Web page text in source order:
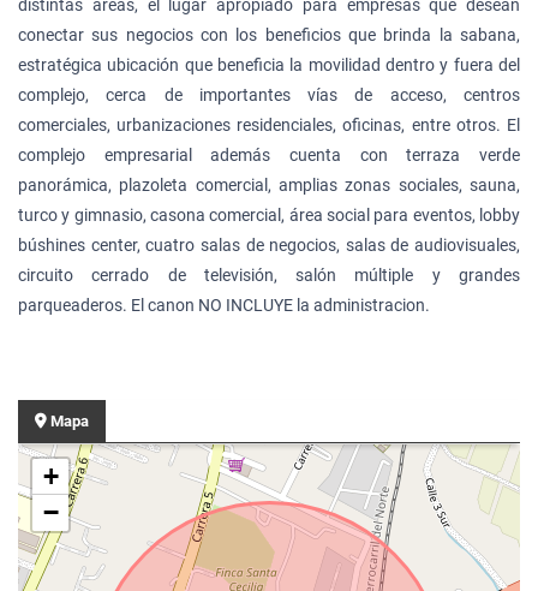
distintas áreas, el lugar apropiado para empresas que desean
conectar sus negocios con los beneficios que brinda la sabana,
estratégica ubicación que beneficia la movilidad dentro y fuera del
complejo, cerca de importantes vías de acceso, centros
comerciales, urbanizaciones residenciales, oficinas, entre otros. El
complejo empresarial además cuenta con terraza verde
panorámica, plazoleta comercial, amplias zonas sociales, sauna,
turco y gimnasio, casona comercial, área social para eventos, lobby
búshines center, cuatro salas de negocios, salas de audiovisuales,
circuito cerrado de televisión, salón múltiple y grandes
parqueaderos. El canon NO INCLUYE la administracion.
Mapa
+
−